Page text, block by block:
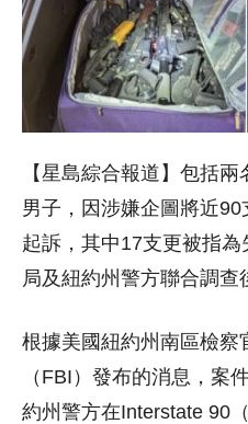
【星島綜合報道】包括
男子，因涉嫌企圖將近
起訴，其中17支更被指
局及紐約州警方聯合調查
根據美國紐約州南區檢察
（FBI）發布的消息，案
約州警方在Interstate 90